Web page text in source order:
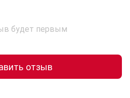
будет первым
отзыв